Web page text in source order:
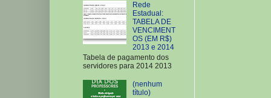
Rede
Estadual:
TABELA DE
VENCIMENT
OS (EM R$)
2013 e 2014
Tabela de pagamento dos
servidores para 2014 2013
(nenhum
título)